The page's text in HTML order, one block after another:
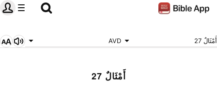
أَمْثَالٌ 27 AVD
أَمْثَالٌ 27